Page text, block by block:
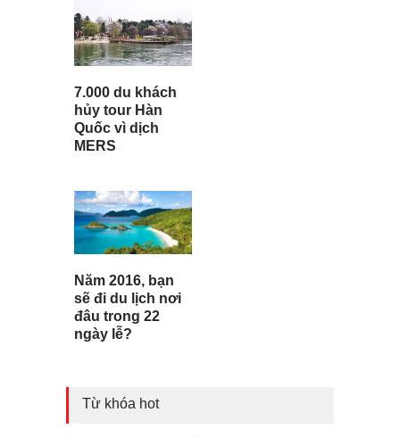
7.000 du khách
hủy tour Hàn
Quốc vì dịch
MERS
Năm 2016, bạn
sẽ đi du lịch nơi
đâu trong 22
ngày lễ?
Từ khóa hot